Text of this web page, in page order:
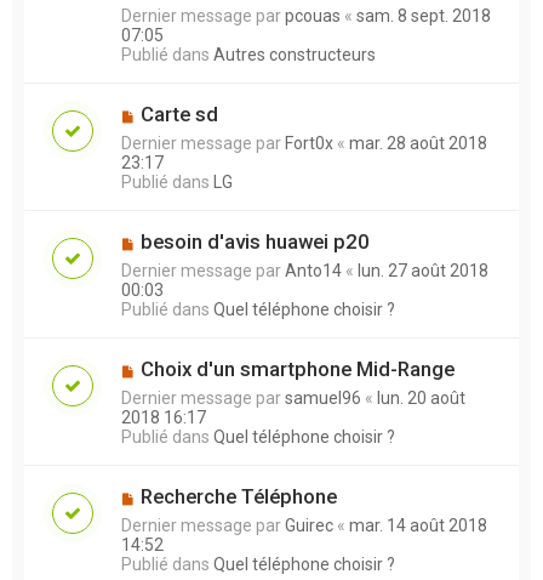
Dernier message parpcouas « sam. 8 sept. 2018
07:05
Publié dans Autres constructeurs
Carte sd
Dernier message parFort0x « mar. 28 août 2018
23:17
Publié dans LG
besoin d'avis huawei p20
Dernier message parAnto14 « lun. 27 août 2018
00:03
Publié dans Quel téléphone choisir ?
Choix d'un smartphone Mid-Range
Dernier message parsamuel96 « lun. 20 août
2018 16:17
Publié dans Quel téléphone choisir ?
Recherche Téléphone
Dernier message parGuirec « mar. 14 août 2018
14:52
Publié dans Quel téléphone choisir ?